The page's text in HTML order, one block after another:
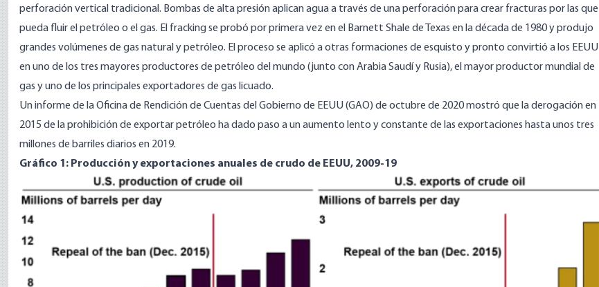
perforación vertical tradicional. Bombas de alta presión aplican agua a través de una perforación para crear fracturas por las que
pueda fluir el petróleo o el gas. El fracking se probó por primera vez en el
Barnett Shale de Texas en la década de 1980 y produjo
grandes volúmenes de gas natural y petróleo. El proceso se aplicó a otras formaciones de esquisto y pronto convirtió a los EEUU
en uno de los tres mayores productores de petróleo del mundo (junto con Arabia Saudí y Rusia), el mayor productormundial de
gas y uno de los principales exportadores de gas licuado.
Uninforme de la Oficina de Rendición de Cuentas del Gobierno de EEUU (GAO) de octubre de 2020 mostró que la derogación en
2015 de la prohibición de exportar petróleo ha dado paso a un aumento lento y constante de las exportaciones hasta unos tres
millones de barriles diarios en 2019.
Gráfico 1: Producción y exportaciones anuales de crudo de EEUU, 2009-19